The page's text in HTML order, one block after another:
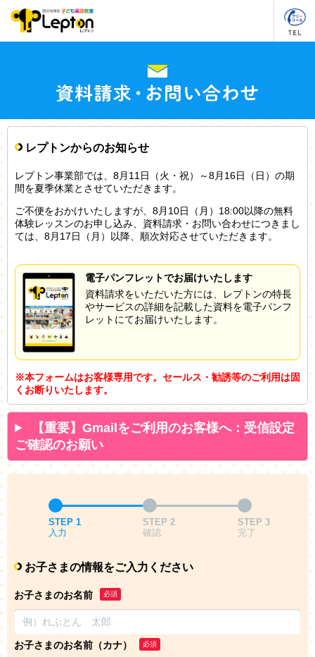
レプトンからのお知らせ
レプトン事業部では、8月11日（火・祝）～8月16日（日）の期
間を夏季休業とさせていただきます。
ご不便をおかけいたしますが、8月10日（月）18:00以降の無料
体験レッスンのお申し込み、資料請求・お問い合わせにつきまし
ては、8月17日（月）以降、順次対応させていただきます。
電子パンフレットでお届けいたします
資料請求をいただいた方には、レプトンの特長
やサービスの詳細を記載した資料を電子パンフ
レットにてお届けいたします。
※本フォームはお客様専用です。セールス・勧誘等のご利用は固
くお断りいたします。
【重要】Gmailをご利用のお客様へ：受信設定
ご確認のお願い
STEP 1
入力
STEP 2
確認
STEP 3
完了
お子さまの情報をご入力ください
お子さまのお名前 必須
お子さまのお名前（カナ） 必須